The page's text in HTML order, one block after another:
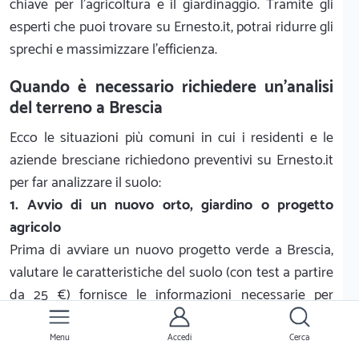
esperti che puoi trovare su Ernesto.it, potrai ridurre gli
sprechi e massimizzare l'efficienza.
Quando è necessario richiedere un'analisi
del terreno a Brescia
Ecco le situazioni più comuni in cui i residenti e le
aziende bresciane richiedono preventivi su Ernesto.it
per far analizzare il suolo:
1. Avvio di un nuovo orto, giardino o progetto
agricolo
Prima di avviare un nuovo progetto verde a Brescia,
valutare le caratteristiche del suolo (con test a partire
da 25 €) fornisce le informazioni necessarie per
pianificare il lavoro in modo adeguato e assicurare il
successo delle colture.
Menu Accedi Cerca